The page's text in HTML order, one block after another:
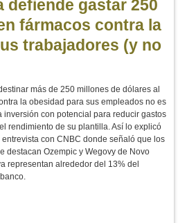
defiende gastar 250
fármacos contra la
trabajadores (y no
más de 250 millones de dólares al
la obesidad para sus empleados no es
inversión con potencial para reducir gastos
rendimiento de su plantilla. Así lo explicó
con CNBC donde señaló que los
destacan Ozempic y Wegovy de Novo
representan alrededor del 13% del